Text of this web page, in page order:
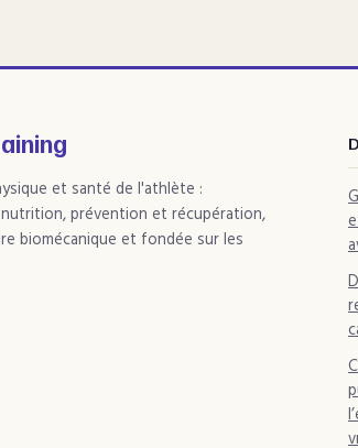
et santé de l'athlète :
prévention et récupération,
biomécanique et fondée sur les